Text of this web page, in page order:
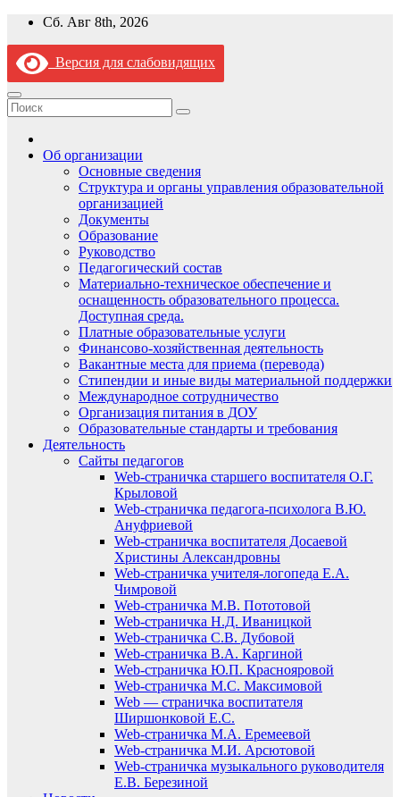
Перейти
содержимому
Сб. Авг 8th, 2026
Версия для слабовидящих
Об организации
Основные сведения
Структура и органы управления образовательной
организацией
Документы
Образование
Руководство
Педагогический состав
Материально-техническое обеспечение и
оснащенность образовательного процесса.
Доступная среда.
Платные образовательные услуги
Финансово-хозяйственная деятельность
Вакантные места для приема (перевода)
Стипендии и иные виды материальной поддержки
Международное сотрудничество
Организация питания в ДОУ
Образовательные стандарты и требования
Деятельность
Сайты педагогов
Web-страничка старшего воспитателя О.Г.
Крыловой
Web-страничка педагога-психолога В.Ю.
Ануфриевой
Web-страничка воспитателя Досаевой
Христины Александровны
Web-страничка учителя-логопеда Е.А.
Чимровой
Web-страничка М.В. Пототовой
Web-страничка Н.Д. Иваницкой
Web-страничка С.В. Дубовой
Web-страничка В.А. Каргиной
Web-страничка Ю.П. Краснояровой
Web-страничка М.С. Максимовой
Web — страничка воспитателя
Ширшонковой Е.С.
Web-страничка М.А. Еремеевой
Web-страничка М.И. Арсютовой
Web-страничка музыкального руководителя
Е.В. Березиной